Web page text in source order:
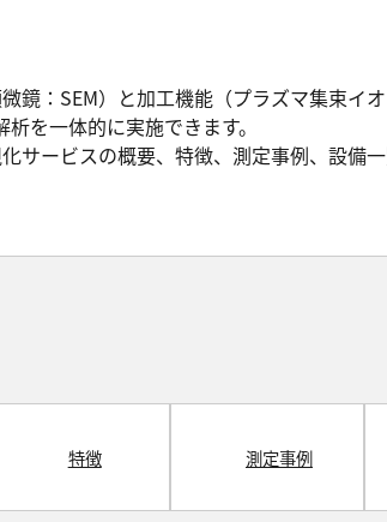
鏡：SEM）と加工機能（プラズマ集束イ
を一体的に実施できます。
サービスの概要、特徴、測定事例、設備
特徴 測定事例